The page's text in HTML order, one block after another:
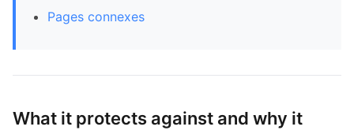
Pages connexes
What it protects against and why it